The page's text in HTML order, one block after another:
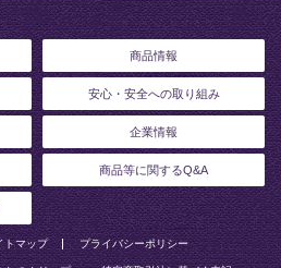
商品情報
安心・安全への取り組み
企業情報
商品等に関するQ&A
トマップ プライバシーポリシー